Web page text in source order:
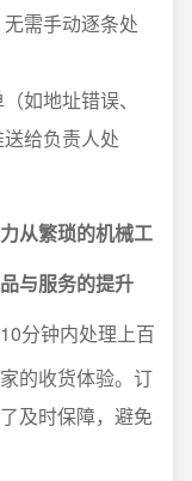
需手动逐条处
如地址错误、
给负责人处
从繁琐的机械工
与服务的提升
分钟内处理上百
的收货体验。订
及时保障，避免